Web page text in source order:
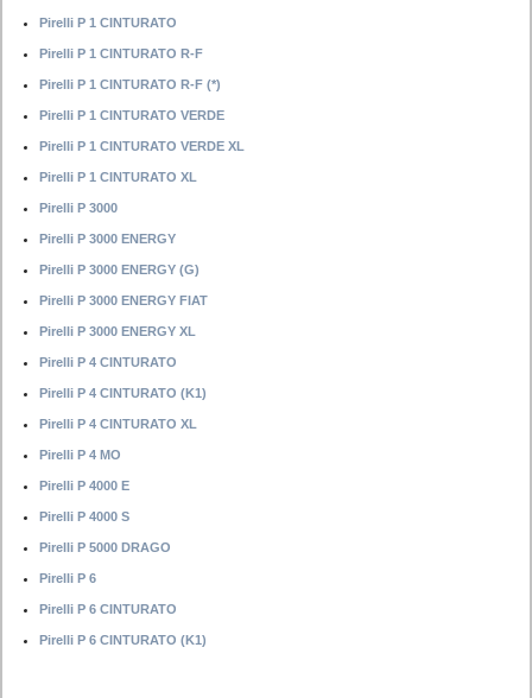
Pirelli P 1 CINTURATO
Pirelli P 1 CINTURATO R-F
Pirelli P 1 CINTURATO R-F (*)
Pirelli P 1 CINTURATO VERDE
Pirelli P 1 CINTURATO VERDE XL
Pirelli P 1 CINTURATO XL
Pirelli P 3000
Pirelli P 3000 ENERGY
Pirelli P 3000 ENERGY (G)
Pirelli P 3000 ENERGY FIAT
Pirelli P 3000 ENERGY XL
Pirelli P 4 CINTURATO
Pirelli P 4 CINTURATO (K1)
Pirelli P 4 CINTURATO XL
Pirelli P 4 MO
Pirelli P 4000 E
Pirelli P 4000 S
Pirelli P 5000 DRAGO
Pirelli P 6
Pirelli P 6 CINTURATO
Pirelli P 6 CINTURATO (K1)